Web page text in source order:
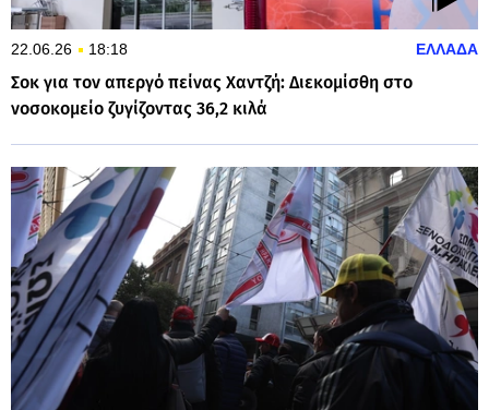
22.06.26 18:18 ΕΛΛΑΔΑ
Σοκ για τον απεργό πείνας Χαντζή: Διεκομίσθη στο
νοσοκομείο ζυγίζοντας 36,2 κιλά